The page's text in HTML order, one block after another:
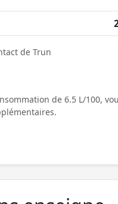
de Trun
de 6.5 L/100,